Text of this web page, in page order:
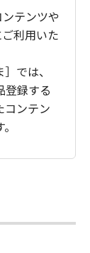
テンツや
利用いた
では、
登録する
コンテン